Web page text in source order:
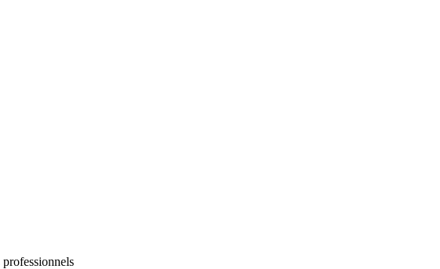
professionnels